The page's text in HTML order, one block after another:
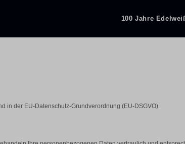
100 Jahre
in der EU-Datenschutz-Grundverordnung (EU-DS­GVO).